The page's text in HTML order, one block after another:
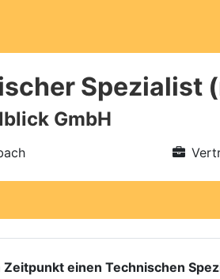
Spezialist
GmbH
einen Technischen